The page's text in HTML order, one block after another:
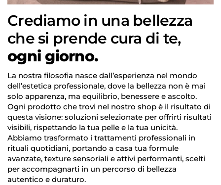
Crediamo in una bellezza
che si prende cura di te,
ogni giorno.
La nostra filosofia nasce dall’esperienza nel mondo
dell’estetica professionale, dove la bellezza non è mai
solo apparenza, ma equilibrio, benessere e ascolto.
Ogni prodotto che trovi nel nostro shop è il risultato di
questa visione: soluzioni selezionate per offrirti risultati
visibili, rispettando la tua pelle e la tua unicità.
Abbiamo trasformato i trattamenti professionali in
rituali quotidiani, portando a casa tua formule
avanzate, texture sensoriali e attivi performanti, scelti
per accompagnarti in un percorso di bellezza
autentico e duraturo.
Accesso richiesto
Accedi al tuo account per aggiungere prodotti
alla tua lista dei desideri e visualizzare gli articoli
salvati in precedenza.
Login